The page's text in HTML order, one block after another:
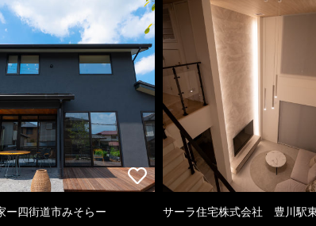
ー四街道市みそらー サーラ住宅株式会社 豊川駅